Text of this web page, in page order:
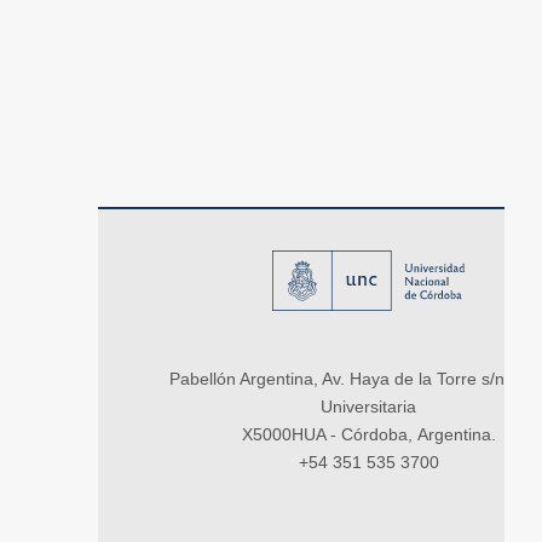
Pabellón Argentina, Av. Haya de la Torre s/n,
Universitaria
X5000HUA - Córdoba, Argentina.
+54 351 535 3700